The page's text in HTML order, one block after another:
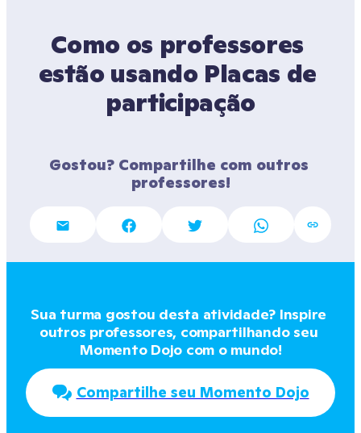
Como os professores
estão usando Placas de
participação
Gostou? Compartilhe com outros
professores!
Sua turma gostou desta atividade? Inspire
outros professores, compartilhando seu
Momento Dojo com o mundo!
Compartilhe seu Momento Dojo